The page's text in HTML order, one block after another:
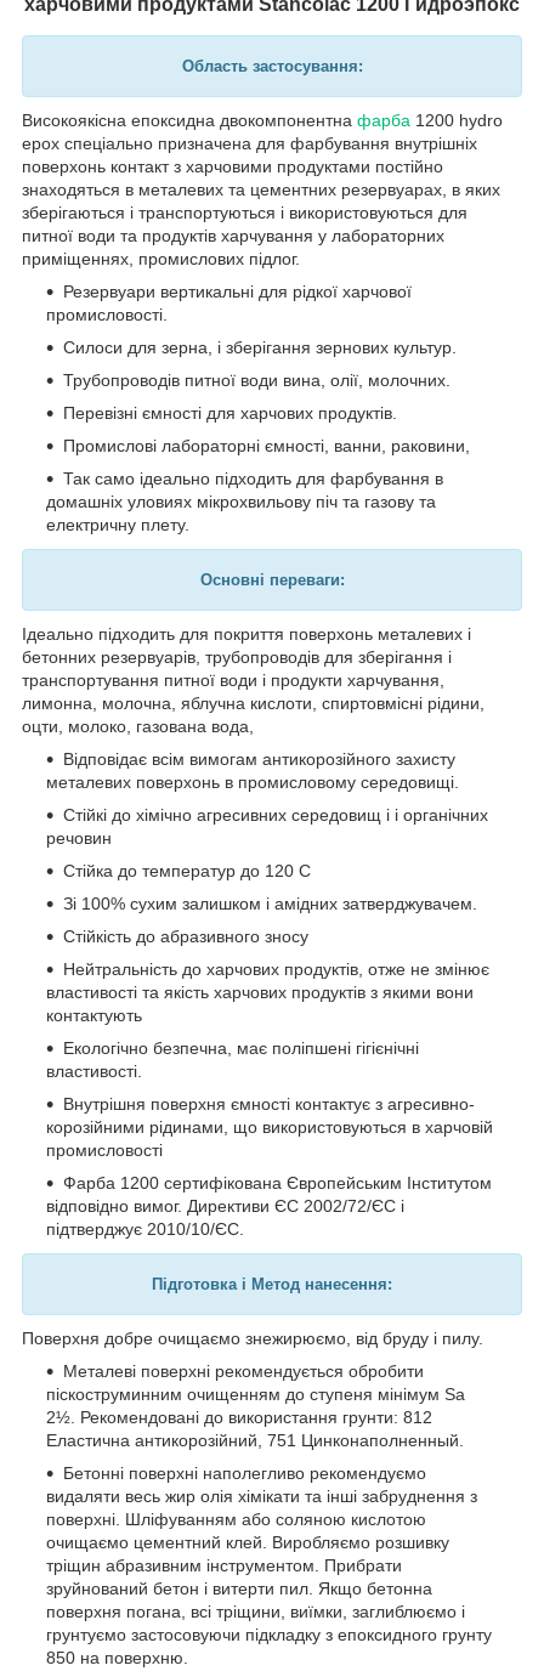
Область застосування:
Високоякісна епоксидна двокомпонентна фарба 1200 hydro
epox спеціально призначена для фарбування внутрішніх
поверхонь контакт з харчовими продуктами постійно
знаходяться в металевих та цементних резервуарах, в яких
зберігаються і транспортуються і використовуються для
питної води та продуктів харчування у лабораторних
приміщеннях, промислових підлог.
Резервуари вертикальні для рідкої харчової
промисловості.
Силоси для зерна, і зберігання зернових культур.
Трубопроводів питної води вина, олії, молочних.
Перевізні ємності для харчових продуктів.
Промислові лабораторні ємності, ванни, раковини,
Так само ідеально підходить для фарбування в
домашніх уловиях мікрохвильову піч та газову та
електричну плету.
Основні переваги:
Ідеально підходить для покриття поверхонь металевих і
бетонних резервуарів, трубопроводів для зберігання і
транспортування питної води і продукти харчування,
лимонна, молочна, яблучна кислоти, спиртовмісні рідини,
оцти, молоко, газована вода,
Відповідає всім вимогам антикорозійного захисту
металевих поверхонь в промисловому середовищі.
Стійкі до хімічно агресивних середовищ і і органічних
речовин
Стійка до температур до 120 C
Зі 100% сухим залишком і амідних затверджувачем.
Стійкість до абразивного зносу
Нейтральність до харчових продуктів, отже не змінює
властивості та якість харчових продуктів з якими вони
контактують
Екологічно безпечна, має поліпшені гігієнічні
властивості.
Внутрішня поверхня ємності контактує з агресивно-
корозійними рідинами, що використовуються в харчовій
промисловості
Фарба 1200 сертифікована Європейським Інститутом
відповідно вимог. Директиви ЄС 2002/72/ЄС і
підтверджує 2010/10/ЄС.
Підготовка і Метод нанесення:
Поверхня добре очищаємо знежирюємо, від бруду і пилу.
Металеві поверхні рекомендується обробити
піскоструминним очищенням до ступеня мінімум Sa
2½. Рекомендовані до використання грунти: 812
Еластична антикорозійний, 751 Цинконаполненный.
Бетонні поверхні наполегливо рекомендуємо
видаляти весь жир олія хімікати та інші забруднення з
поверхні. Шліфуванням або соляною кислотою
очищаємо цементний клей. Виробляємо розшивку
тріщин абразивним інструментом. Прибрати
зруйнований бетон і витерти пил. Якщо бетонна
поверхня погана, всі тріщини, виїмки, заглиблюємо і
грунтуємо застосовуючи підкладку з епоксидного грунту
850 на поверхню.